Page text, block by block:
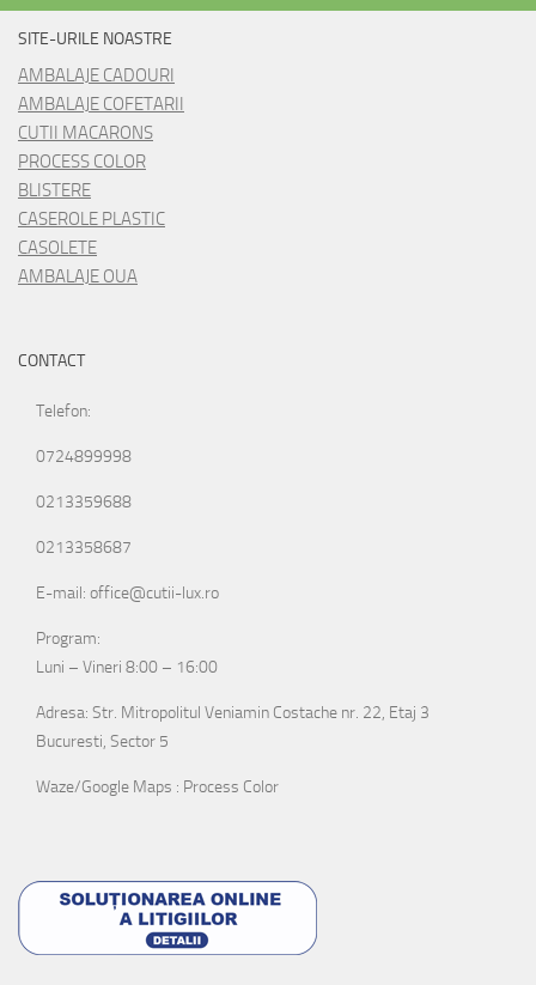
SITE-URILE NOASTRE
AMBALAJE CADOURI
AMBALAJE COFETARII
CUTII MACARONS
PROCESS COLOR
BLISTERE
CASEROLE PLASTIC
CASOLETE
AMBALAJE OUA
CONTACT
Telefon:
0724899998
0213359688
0213358687
E-mail: office@cutii-lux.ro
Program:
Luni – Vineri 8:00 – 16:00
Adresa: Str. Mitropolitul Veniamin Costache nr. 22, Etaj 3
Bucuresti, Sector 5
Waze/Google Maps : Process Color